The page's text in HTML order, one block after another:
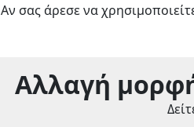
Αν σας άρεσε να
Αλλαγή